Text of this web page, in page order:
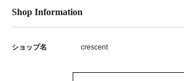
Shop Information
ショップ名 crescent